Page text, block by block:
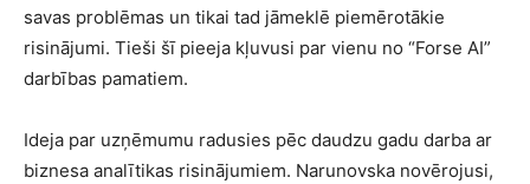
savas problēmas un tikai tad jāmeklē piemērotākie
risinājumi. Tieši šī pieeja kļuvusi par vienu no “Forse AI”
darbības pamatiem.
Ideja par uzņēmumu radusies pēc daudzu gadu darba ar
biznesa analītikas risinājumiem. Narunovska novērojusi,